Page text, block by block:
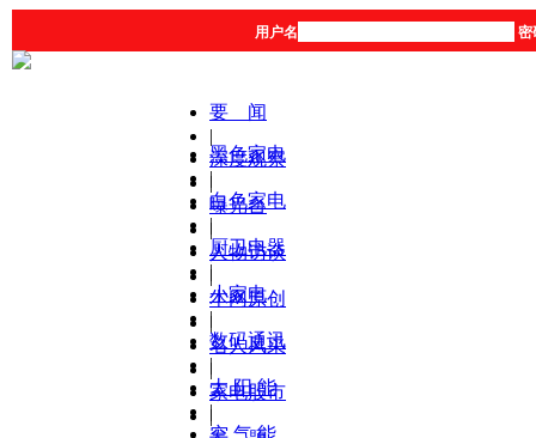
用户名 密
要 闻
|
深度观察
|
曝光台
|
人物访谈
|
本网原创
|
名人风采
|
家电股市
|
黑色家电
|
白色家电
|
厨卫电器
|
小家电
|
数码通讯
|
太 阳 能
|
空 气 能